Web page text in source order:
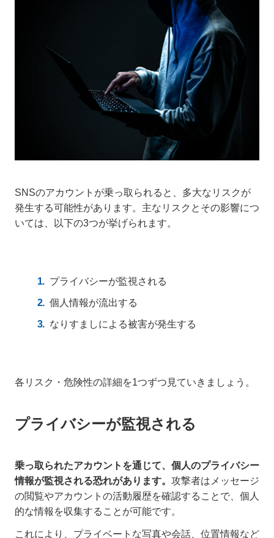
SNSのアカウントが乗っ取られると、多大なリスクが
発生する可能性があります。主なリスクとその影響につ
いては、以下の3つが挙げられます。
プライバシーが監視される
個人情報が流出する
なりすましによる被害が発生する
各リスク・危険性の詳細を1つずつ見ていきましょう。
プライバシーが監視される
乗っ取られたアカウントを通じて、個人のプライバシー
情報が監視される恐れがあります。 攻撃者はメッセージ
の閲覧やアカウントの活動履歴を確認することで、個人
的な情報を収集することが可能です。
これにより、プライベートな写真や会話、位置情報など